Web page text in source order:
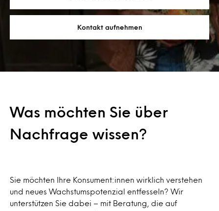
Kontakt aufnehmen
Was möchten Sie über
Nachfrage wissen?
Sie möchten Ihre Konsument:innen wirklich verstehen
und neues Wachstumspotenzial entfesseln? Wir
unterstützen Sie dabei – mit Beratung, die auf